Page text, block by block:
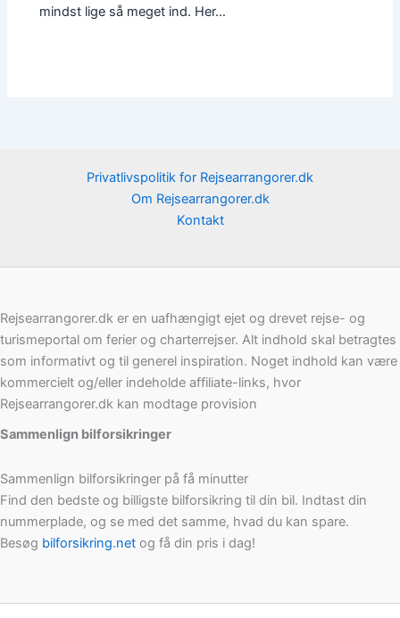
mindst lige så meget ind. Her…
Privatlivspolitik for Rejsearrangorer.dk
Om Rejsearrangorer.dk
Kontakt
Rejsearrangorer.dk er en uafhængigt ejet og drevet rejse- og
turismeportal om ferier og charterrejser. Alt indhold skal betragtes
som informativt og til generel inspiration. Noget indhold kan være
kommercielt og/eller indeholde affiliate-links, hvor
Rejsearrangorer.dk kan modtage provision
Sammenlign bilforsikringer
Sammenlign bilforsikringer på få minutter
Find den bedste og billigste bilforsikring til din bil. Indtast din
nummerplade, og se med det samme, hvad du kan spare.
Besøg bilforsikring.net og få din pris i dag!